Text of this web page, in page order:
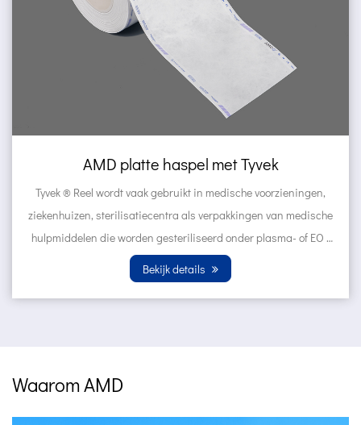
van medische
onder plasma- of EO -
AMD Zelfafdichtend
Tyvek
Tyvek ® Zakken worden vaak gebruikt in medische
voorzieningen,
verpakkingen van medische
Waarom AMD